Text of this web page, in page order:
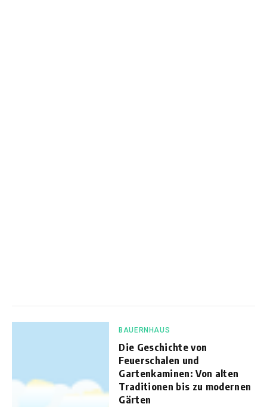
BAUERNHAUS
Die Geschichte von
Feuerschalen und
Gartenkaminen: Von alten
Traditionen bis zu modernen
Gärten